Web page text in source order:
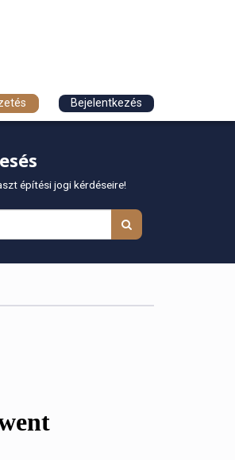
Bejelentkezés
építési jogi kérdéseire!